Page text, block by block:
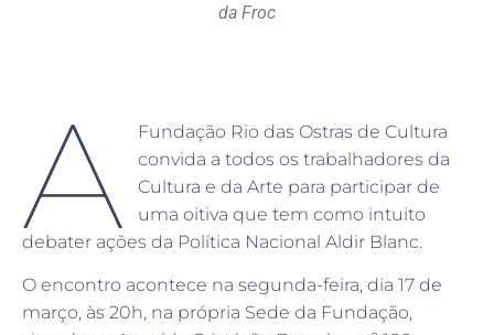
da Froc
A
Fundação Rio das Ostras de Cultura
convida a todos os trabalhadores da
Cultura e da Arte para participar de
uma oitiva que tem como intuito
debater ações da Política Nacional Aldir Blanc.
O encontro acontece na segunda-feira, dia 17 de
março, às 20h, na própria Sede da Fundação,